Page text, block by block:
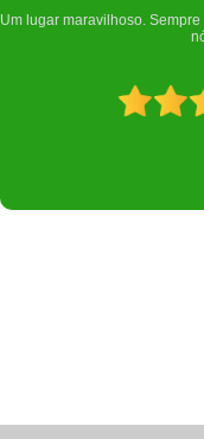
Nota mil para esta clínica,
🐱, atendimento top,